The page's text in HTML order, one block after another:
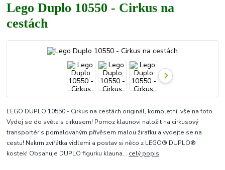
Lego Duplo 10550 - Cirkus na
cestách
LEGO DUPLO 10550 - Cirkus na cestách originál, kompletní, vše na foto
Vydej se do světa s cirkusem! Pomoz klaunovi naložit na cirkusový
transportér s pomalovaným přívěsem malou žirafku a vydejte se na
cestu! Nakrm zvířátka vidlemi a postav si něco z LEGO® DUPLO®
kostek! Obsahuje DUPLO figurku klauna... celý popis